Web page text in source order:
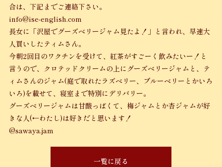
合は、下記までご連絡下さい。
info@ise-english.com
長女に「沢屋でグーズベリージャム見たよ！」と言われ、早速大
人買いしたティムさん。
今朝2回目のワクチンを受けて、紅茶がすごーく飲みたいー！と
言うので、クロテッドクリームの上にグーズベリージャムと、テ
ィムさんのジャム(庭で取れたラズベリー、ブルーベリーとかいろ
いろ)を載せて、寝室まで特別にデリバリー。
グーズベリージャムは甘酸っぱくて、梅ジャムとか杏ジャムが好
きな人(←わたし)は好きだと思います！
@sawaya.jam
一覧に戻る